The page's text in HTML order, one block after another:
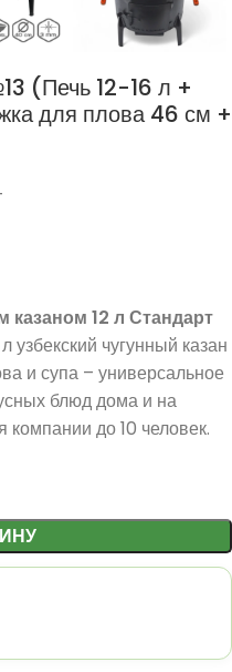
(Печь 12-16 л +
для плова 46 см +
казаном 12 л Стандарт
узбекский чугунный казан
и супа – универсальное
блюд дома и на
компании до 10 человек.